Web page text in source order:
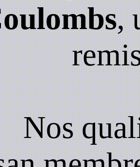
,
Nos